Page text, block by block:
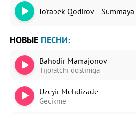
Jo'rabek Qodirov - Summaya
НОВЫЕ ПЕСНИ:
Bahodir Mamajonov
Tijoratchi do'stimga
Uzeyir Mehdizade
Gecikme